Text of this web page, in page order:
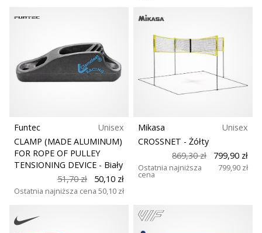
Funtec
Unisex
CLAMP (MADE ALUMINUM)
FOR ROPE OF PULLEY
TENSIONING DEVICE - Biały
51,70 zł
50,10 zł
Ostatnia najniższa cena 50,10 zł
Mikasa
Unisex
CROSSNET - Żółty
869,30 zł
799,90 zł
Ostatnia najniższa
cena
799,90 zł